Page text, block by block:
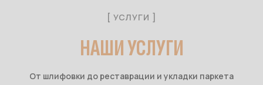
[ УСЛУГИ ]
НАШИ УСЛУГИ
От шлифовки до реставрации и укладки паркета